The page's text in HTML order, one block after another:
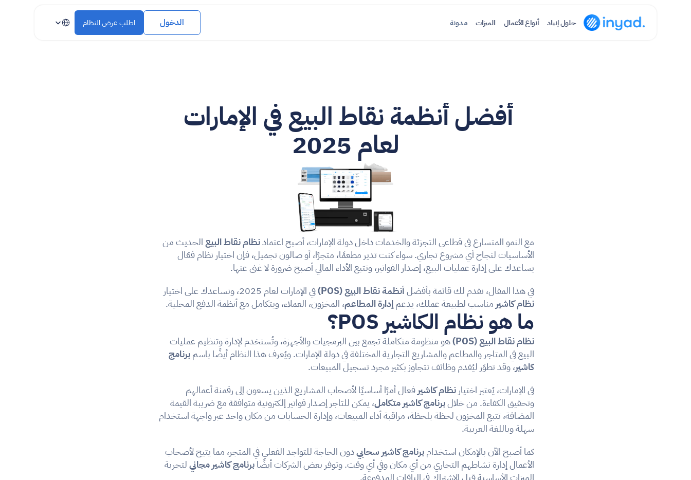
لعام 2025
مع النمو المتسارع في قطاعي التجزئة والخدمات داخل دولة الإمارات، أصبح اعتماد نظام نقاط البيع
يساعدك على إدارة عمليات البيع، إصدار الفواتير، وتتبع الأداء المالي أصبح ضرورة لا غنى عنها.
في هذا المقال، نقدم لك قائمة بأفضل أنظمة نقاط البيع (POS)
في الإمارات لعام 2025، ونساعدك على اختيار
نظام كاشير مناسب لطبيعة عملك، يدعم إدارة المطاعم، المخزون، العملاء، ويتكامل مع أنظمة الدفع المحلية.
ما هو نظام الكاشير POS؟
نظام نقاط البيع (POS)
البيع في المتاجر والمطاعم والمشاريع التجارية المختلفة في دولة الإمارات. ويُعرف هذا النظام أيضًا باسم
كاشير، وقد تطوّر ليُقدم وظائف تتجاوز بكثير مجرد تسجيل المبيعات.
في الإمارات، يُعتبر اختيار نظام كاشير
وتحقيق الكفاءة. من خلال برنامج كاشير متكامل
سهلة وباللغة العربية.
كما أصبح الآن بالإمكان استخدام برنامج كاشير سحابي
الأعمال إدارة نشاطهم التجاري من أي مكان وفي أي وقت. وتوفر بعض الشركات أيضًا برنامج كاشير مجاني
الميزات الأساسية قبل الاشتراك في الباقات المدفوعة.
حلول إنياد أنواع الأعمال الميزات مدونة الدخول اطلب عرض النظام
Select Language